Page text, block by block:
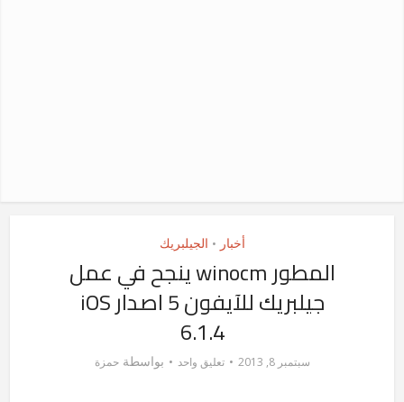
أخبار • الجيلبريك
المطور winocm ينجح في عمل
جيلبريك للآيفون 5 اصدار iOS
6.1.4
سبتمبر 8, 2013 تعليق واحد بواسطةحمزة